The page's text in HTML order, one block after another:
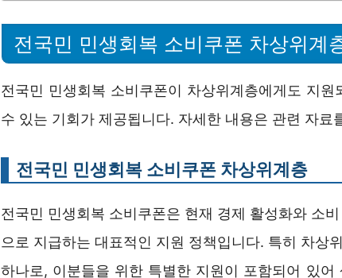
전국민 민생회복 소비쿠폰 차상위계
전국민 민생회복 소비쿠폰이 차상위계층에게도 지
수 있는 기회가 제공됩니다. 자세한 내용은 관련 자료
전국민 민생회복 소비쿠폰 차상위계층
전국민 민생회복 소비쿠폰은 현재 경제 활성화와 소
으로 지급하는 대표적인 지원 정책입니다. 특히 차상
하나로, 이분들을 위한 특별한 지원이 포함되어 있